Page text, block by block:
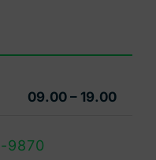
09.00 – 19.00
9870